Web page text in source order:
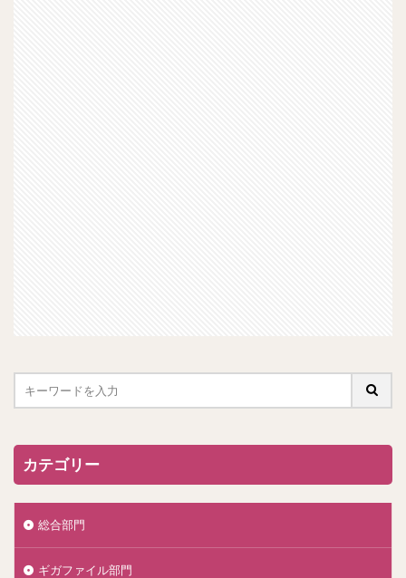
カテゴリー
総合部門
ギガファイル部門